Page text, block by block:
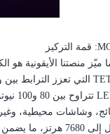
: قمة التركيز
ميّز منصتنا الأيقونية
التي تعزز الترابط
تتراوح بين 80 و100 نيوتن، لتكون خيارًا مثاليًا لأرضيات الرقص.
وشاشات محيطية،
التجارية عبر مختلف الاستخدامات.